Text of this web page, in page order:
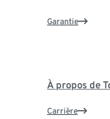
Garantie
À propos de
Carrière